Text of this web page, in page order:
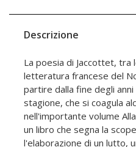
Descrizione
La poesia di Jaccottet, tra
letteratura francese del
partire dalla fine degli
stagione, che si coagula
nell'importante volume
un libro che segna la
l'elaborazione di un lutto,